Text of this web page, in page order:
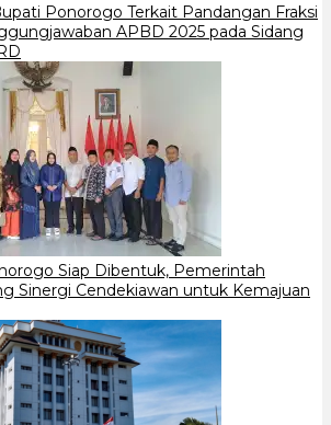
Ponorogo Terkait Pandangan Fraksi
APBD 2025 pada Sidang
Siap Dibentuk, Pemerintah
Sinergi Cendekiawan untuk Kemajuan